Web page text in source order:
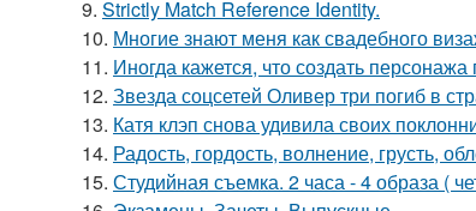
9. Strictly Match Reference Identity.
10. Многие знают меня как свадебного
11. Иногда кажется, что создать
12. Звезда соцсетей Оливер три погиб в
13. Катя клэп снова удивила своих
14. Радость, гордость, волнение, грусть,
15. Студийная съемка. 2 часа - 4 образа (